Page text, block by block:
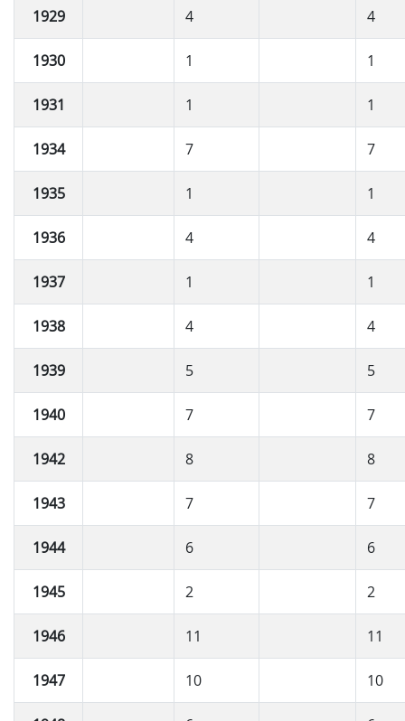
1929 4 4
1930 1 1
1931 1 1
1934 7 7
1935 1 1
1936 4 4
1937 1 1
1938 4 4
1939 5 5
1940 7 7
1942 8 8
1943 7 7
1944 6 6
1945 2 2
1946 11 11
1947 10 10